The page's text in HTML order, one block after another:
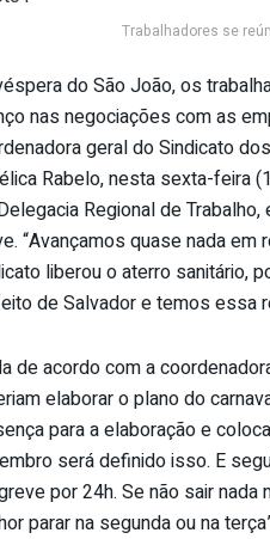
Trabalhadores se
do São João, os
nas negociações com as
geral do Sindicato
Rabelo, nesta sexta-feira
Regional de
“Avançamos quase nada
liberou o aterro sanitário,
de Salvador e temos essa
de acordo com a
elaborar o plano do
para a elaboração e
será definido isso. E
por 24h. Se não sair
parar na segunda ou na